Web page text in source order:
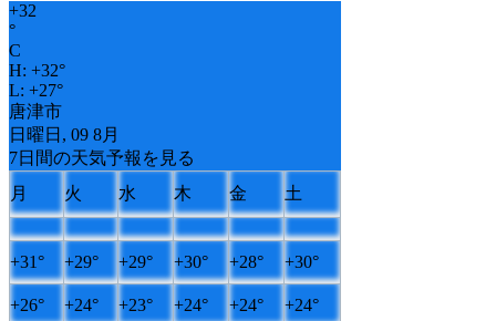
+32
°
C
H: +32°
L: +27°
唐津市
日曜日, 09 8月
7日間の天気予報を見る
月
火 水 木 金 土
+31° +29° +29° +30° +28° +30°
+26° +24° +23° +24° +24° +24°